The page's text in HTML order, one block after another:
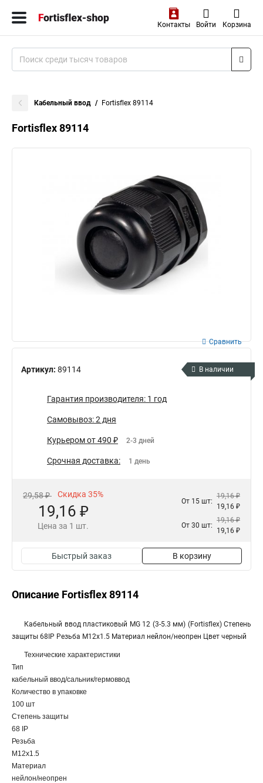
Контакты Войти Корзина
Кабельный ввод Fortisflex 89114
Fortisflex 89114
Артикул: 89114
Сравнить
В наличии
Гарантия производителя: 1 год
Самовывоз: 2 дня
Курьером от 490 ₽ 2-3 дней
Срочная доставка: 1 день
29,58 ₽ Скидка 35%
19,16 ₽
Цена за 1 шт.
От 15 шт:
19,16 ₽
19,16 ₽
От 30 шт:
19,16 ₽
19,16 ₽
Быстрый заказ В корзину
Описание Fortisflex 89114
Кабельный ввод пластиковый МG 12 (3-5.3 мм) (Fortisflex) Степень
защиты 68IP Резьба M12x1.5 Материал нейлон/неопрен Цвет черный
Технические характеристики
Тип
кабельный ввод/сальник/гермоввод
Количество в упаковке
100 шт
Степень защиты
68 IP
Резьба
M12x1.5
Материал
нейлон/неопрен